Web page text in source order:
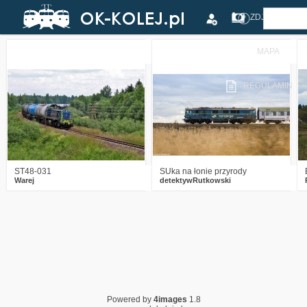
ZDJĘCIA
MAPA
REGULAMIN
ST48-031
Warej
9
SUka na łonie przyrody
detektywRutkowski
Powered by 4images 1.8